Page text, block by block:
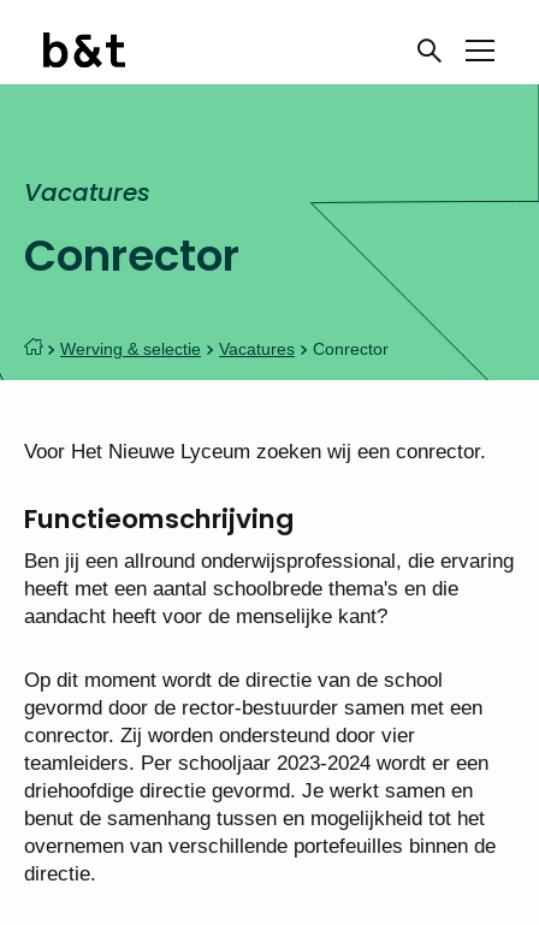
Conrector
Vacatures
Werving & selectie Vacatures Conrector
Voor Het Nieuwe Lyceum zoeken wij een conrector.
Functieomschrijving
Ben jij een allround onderwijsprofessional, die
ervaring heeft met een aantal schoolbrede thema's
en die aandacht heeft voor de menselijke kant?
Op dit moment wordt de directie van de school
gevormd door de rector-bestuurder samen met een
conrector. Zij worden ondersteund door vier
teamleiders. Per schooljaar 2023-2024 wordt er een
driehoofdige directie gevormd. Je werkt samen en
benut de samenhang tussen en mogelijkheid tot het
overnemen van verschillende portefeuilles binnen de
directie.